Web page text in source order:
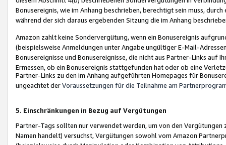
Bonusereignis, wie im Anhang beschrieben, berechtigt sein muss,
während der sich daraus ergebenden Sitzung die im Anhang
Amazon zahlt keine Sondervergütung, wenn ein Bonusereignis
(beispielsweise Anmeldungen unter Angabe ungültiger E-Mail-
Bonusereignisse und Bonusereignisse, die nicht aus Partner-Links auf
Ermessen, ob ein Bonusereignis stattgefunden hat oder ob eine
Partner-Links zu den im Anhang aufgeführten Homepages für
ungeachtet derVoraussetzungen für die Teilnahme am
5. Einschränkungen in Bezug auf Vergütungen
Partner-Tags sollten nur verwendet werden, um von den
Namen handelt) versuchst, Vergütungen sowohl vom Amazon